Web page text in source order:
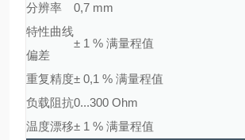
分辨率
0,7 mm
特性曲线
偏差
± 1 % 满量程值
重复精度± 0,1 % 满量程值
负载阻抗0...300 Ohm
温度漂移± 1 % 满量程值